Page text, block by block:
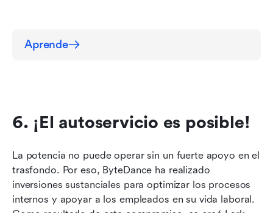
Aprende
6. ¡El autoservicio es posible!
La potencia no puede operar sin un fuerte apoyo en el
trasfondo. Por eso, ByteDance ha realizado
inversiones sustanciales para optimizar los procesos
internos y apoyar a los empleados en su vida laboral.